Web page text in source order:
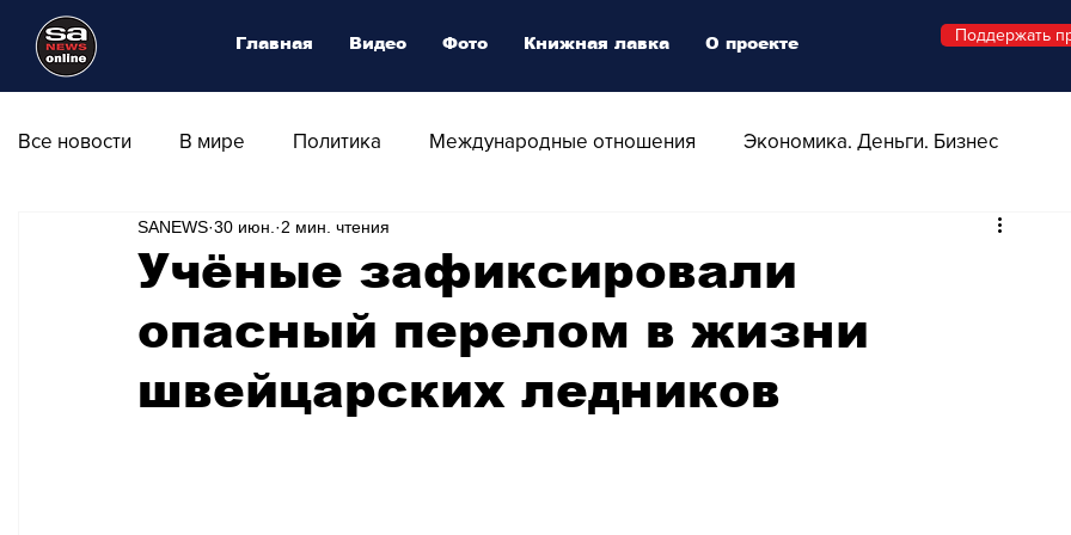
Все новости В мире Политика Международные отношения Экономика. Деньги. Бизнес
Общество Армия Аналитика
Транспорт Культура Магия искусства Swiss Афиша Стиль Стильный четверг
Учёные зафиксировали
опасный перелом в жизни
швейцарских ледников
SANEWS 30 июн. 2 мин. чтения
Главная Видео Фото Книжная лавка О проекте Поддержать